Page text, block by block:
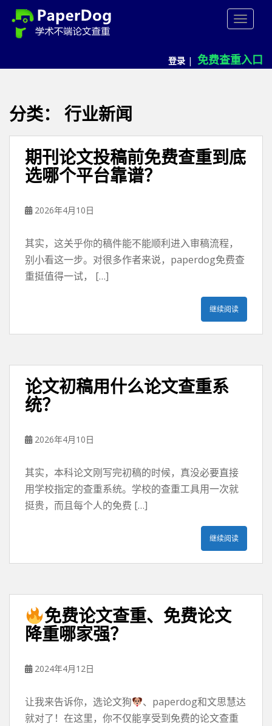
登录 | 免费查重入口
分类： 行业新闻
期刊论文投稿前免费查重到底
选哪个平台靠谱？
2026年4月10日
其实，这关乎你的稿件能不能顺利进入审稿流程，
别小看这一步。对很多作者来说，paperdog免费查
重挺值得一试， […]
继续阅读
论文初稿用什么论文查重系
统？
2026年4月10日
其实，本科论文刚写完初稿的时候，真没必要直接
用学校指定的查重系统。学校的查重工具用一次就
挺贵，而且每个人的免费 […]
继续阅读
免费论文查重、免费论文
降重哪家强？
2024年4月12日
让我来告诉你，选论文狗
、paperdog和文思慧达
就对了！在这里，你不仅能享受到免费的论文查重